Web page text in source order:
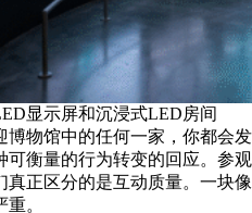
显示屏和沉浸式LED房间
博物馆中的任何一家，你都会
可衡量的行为转变的回应。参
真正区分的是互动质量。一块
。